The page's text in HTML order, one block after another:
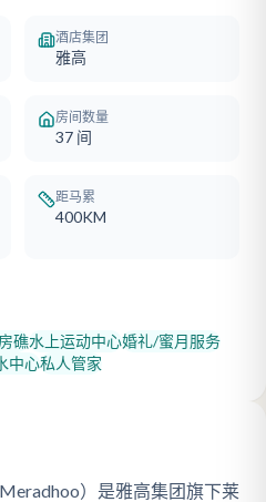
酒店集团
雅高
房间数量
37 间
距马累
400KM
礁水上运动中心婚礼/蜜月服务
中心私人管家
）是雅高集团旗下莱